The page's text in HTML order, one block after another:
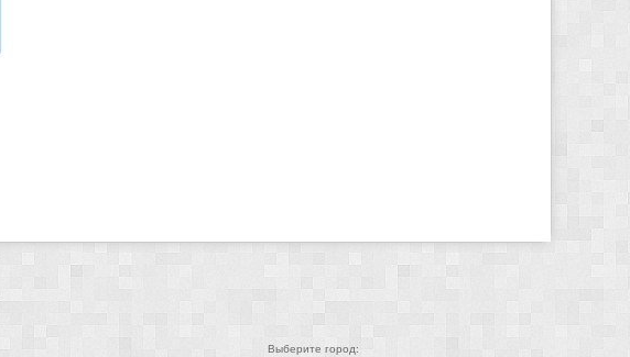
Выберите город: